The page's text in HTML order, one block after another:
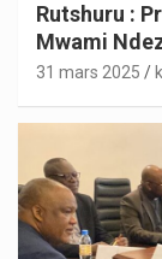
Rutshuru :
Mwami
de
31 mars 2025